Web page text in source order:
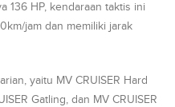
136 HP, kendaraan taktis ini
jam dan memiliki jarak
yaitu MV CRUISER Hard
Gatling, dan MV CRUISER